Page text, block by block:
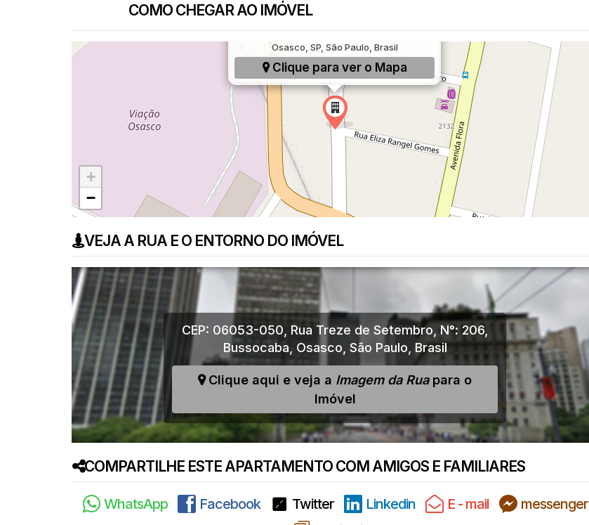
COMO CHEGAR AO IMÓVEL
Rua Treze de Setembro, 206, Bussocaba,
Osasco, SP, São Paulo, Brasil
Clique para ver o Mapa
+
−
VEJA A RUA E O ENTORNO DO IMÓVEL
CEP: 06053-050 Rua Treze de Setembro N°: 206
Bussocaba Osasco São Paulo Brasil
Clique aqui e veja a Imagem da Ruapara o
Imóvel
COMPARTILHE ESTE APARTAMENTO COM AMIGOS E FAMILIARES
WhatsApp Facebook Twitter Linkedin E - mail
messenger